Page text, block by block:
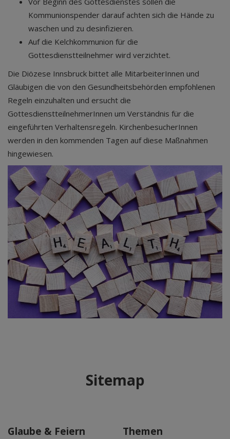
Kommunionspender darauf achten sich die Hände zu
waschen und zu desinfizieren.
Auf die Kelchkommunion für die
Gottesdienstteilnehmer wird verzichtet.
Die Diözese Innsbruck bittet alle MitarbeiterInnen und
Gläubigen die von den Gesundheitsbehörden empfohlenen
Regeln einzuhalten und ersucht die
GottesdienstteilnehmerInnen um Verständnis für die
eingeführten Verhaltensregeln. KirchenbesucherInnen
werden in den kommenden Tagen auf diese Maßnahmen
hingewiesen.
Sitemap
Glaube & Feiern Themen